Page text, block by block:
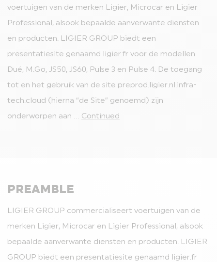
DEALERS
CONTACT
BROMMOBIEL AANPASSINGEN
DE L7-BROMMOBIEL
CONTACT
voertuigen van de merken Ligier, Microcar en Ligier
Professional, alsook bepaalde aanverwante diensten
en producten. LIGIER GROUP biedt een
presentatiesite genaamd ligier.fr voor de modellen
Dué, M.Go, JS50, JS60, Pulse 3 en Pulse 4. De toegang
tot en het gebruik van de site preprod.ligier.nl.infra-
tech.cloud (hierna “de Site” genoemd) zijn
onderworpen aan … Continued
PREAMBLE
LIGIER GROUP commercialiseert voertuigen van de
merken Ligier, Microcar en Ligier Professional, alsook
bepaalde aanverwante diensten en producten. LIGIER
GROUP biedt een presentatiesite genaamd ligier.fr